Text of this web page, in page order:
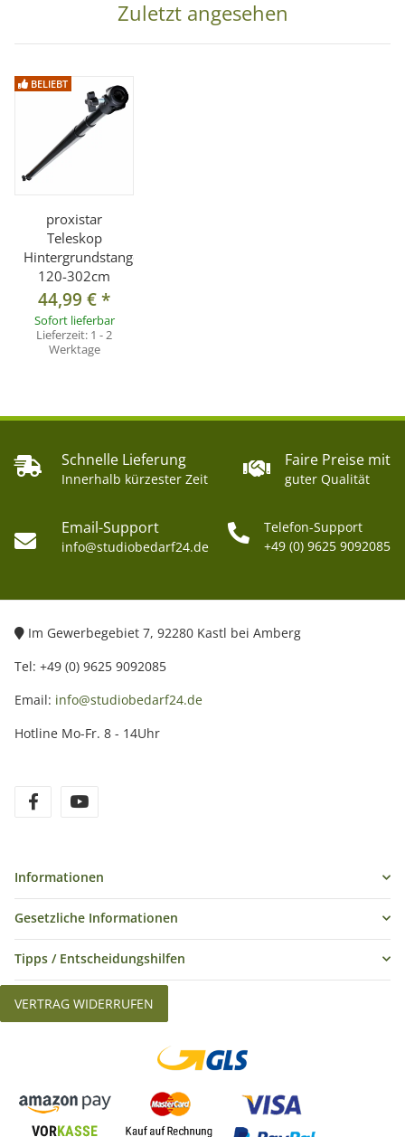
Zuletzt angesehen
BELIEBT
proxistar
Teleskop
Hintergrundstange
120-302cm
44,99 €*
Sofort lieferbar
Lieferzeit: 1 - 2
Werktage
Schnelle Lieferung
Innerhalb kürzester Zeit
Faire Preise mit
guter Qualität
Email-Support
info@studiobedarf24.de
Telefon-Support
+49 (0) 9625 9092085
Im Gewerbegebiet 7, 92280 Kastl bei Amberg
Tel: +49 (0) 9625 9092085
Email: info@studiobedarf24.de
Hotline Mo-Fr. 8 - 14Uhr
Informationen
Gesetzliche Informationen
Tipps / Entscheidungshilfen
VERTRAG WIDERRUFEN